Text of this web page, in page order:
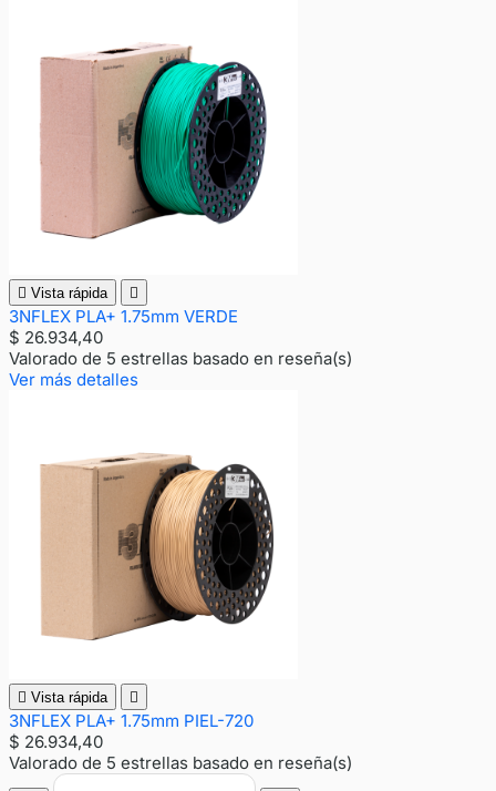
 Vista rápida 
3NFLEX PLA+ 1.75mm VERDE
$ 26.934,40
Valorado de 5 estrellas basado en reseña(s)
Ver más detalles
 Vista rápida 
3NFLEX PLA+ 1.75mm PIEL-720
$ 26.934,40
Valorado de 5 estrellas basado en reseña(s)